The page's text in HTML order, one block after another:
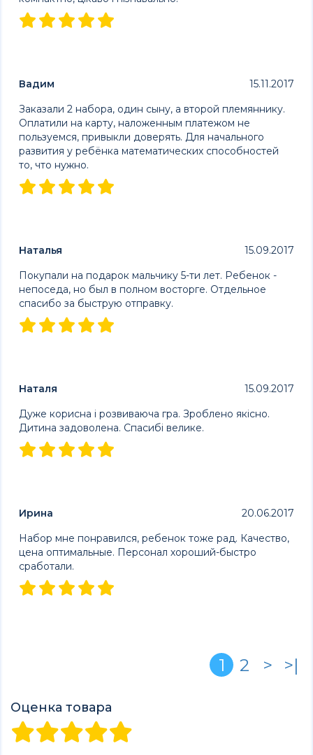
Вадим
15.11.2017
Заказали 2 набора, один сыну, а второй племяннику.
Оплатили на карту, наложенным платежом не
пользуемся, привыкли доверять. Для начального
развития у ребёнка математических способностей
то, что нужно.
Наталья
15.09.2017
Покупали на подарок мальчику 5-ти лет. Ребенок -
непоседа, но был в полном восторге. Отдельное
спасибо за быструю отправку.
Наталя
15.09.2017
Дуже корисна і розвиваюча гра. Зроблено якісно.
Дитина задоволена. Спасибі велике.
Ирина
20.06.2017
Набор мне понравился, ребенок тоже рад. Качество,
цена оптимальные. Персонал хороший-быстро
сработали.
1 2 > >|
Оценка товара